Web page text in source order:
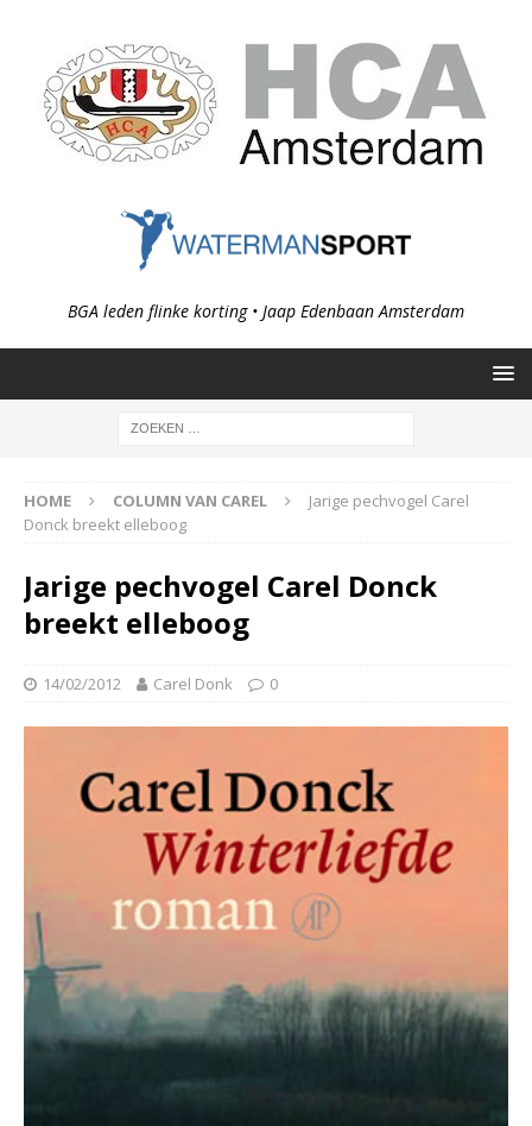
BGA leden flinke korting • Jaap Edenbaan Amsterdam
HOME COLUMN VAN CAREL
Jarige pechvogel Carel
Donck breekt elleboog
Jarige pechvogel Carel Donck
breekt elleboog
14/02/2012 Carel Donk 0